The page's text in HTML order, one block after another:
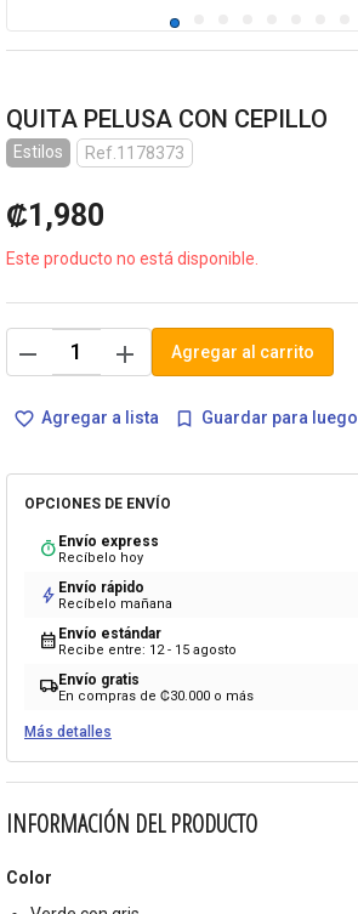
QUITA PELUSA CON CEPILLO
Estilos Ref.1178373
₡1,980
Este producto no está disponible.
remove add Agregar al carrito
favorite_border Agregar a lista bookmark_border Guardar para luego
OPCIONES DE ENVÍO
timer Envío express
Recíbelo hoy
bolt Envío rápido
Recíbelo mañana
calendar_month Envío estándar
Recibe entre: 12 - 15 agosto
local_shippingEnvío gratis
En compras de ₡30.000 o más
Más detalles
INFORMACIÓN DEL PRODUCTO
Color